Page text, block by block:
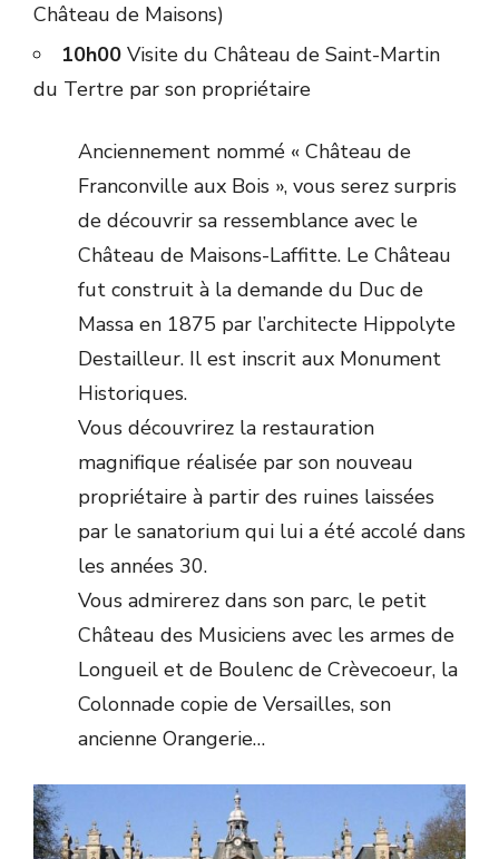
Château de Maisons)
10h00 Visite du Château de Saint-Martin
du Tertre par son propriétaire
Anciennement nommé « Château de
Franconville aux Bois », vous serez surpris
de découvrir sa ressemblance avec le
Château de Maisons-Laffitte. Le Château
fut construit à la demande du Duc de
Massa en 1875 par l’architecte Hippolyte
Destailleur. Il est inscrit aux Monument
Historiques.
Vous découvrirez la restauration
magnifique réalisée par son nouveau
propriétaire à partir des ruines laissées
par le sanatorium qui lui a été accolé dans
les années 30.
Vous admirerez dans son parc, le petit
Château des Musiciens avec les armes de
Longueil et de Boulenc de Crèvecoeur, la
Colonnade copie de Versailles, son
ancienne Orangerie…